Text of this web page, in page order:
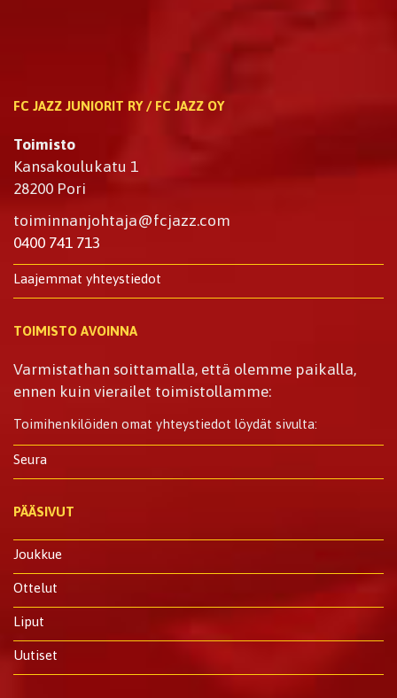
FC JAZZ JUNIORIT RY / FC JAZZ OY
Toimisto
Kansakoulukatu 1
28200 Pori
toiminnanjohtaja@fcjazz.com
0400 741 713
Laajemmat yhteystiedot
TOIMISTO AVOINNA
Varmistathan soittamalla, että olemme paikalla,
ennen kuin vierailet toimistollamme:
Toimihenkilöiden omat yhteystiedot löydät sivulta:
Seura
PÄÄSIVUT
Joukkue
Ottelut
Liput
Uutiset